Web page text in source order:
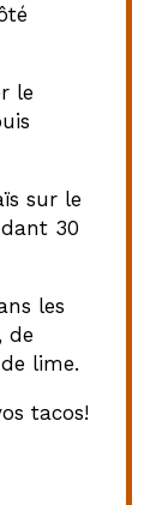
le
sur le
30
les
de
lime.
tacos!